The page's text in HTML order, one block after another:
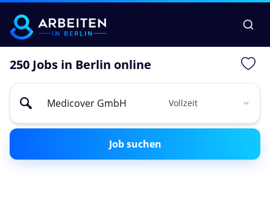
250 Jobs in Berlin online
Job suchen